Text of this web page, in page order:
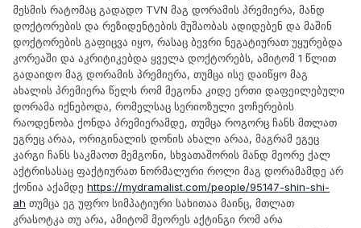
მესმის რატომაც გადადო TVN მაგ დორამის პრემიერა, მანდ
დოქტორების და რეზიდენტების მუშაობას ადიდებენ და მაშინ
დოქტორების გაფიცვა იყო, რასაც ბევრი ნეგატიურათ უყურებდა
კორეაში და აკრიტიკებდა ყველა დოქტორებს, ამიტომ 1 წლით
გადაიდო მაგ დორამის პრემიერა, თუმცა ისე დაიწყო მაგ
ახალის პრემიერა წელს რომ მეგონა კიდე ერთი დაფეილებული
დორამა იქნებოდა, რომელსაც სერიოზული ვოჩერების
რაოდენობა ქონდა პრემიერამდე, თუმცა როგორც ჩანს მთლათ
ეგრეც არაა, ორიგინალის დონის ახალი არაა, მაგრამ ეგეც
კარგი ჩანს საკმაოთ მემგონი, სხვათაშორის მანდ მეორე ქალ
აქტრისასაც ფაქტიურათ ნორმალური როლი მაგ დორამამდე არ
ქონია აქამდე https://mydramalist.com/people/95147-shin-shi-
ah თუმცა ეგ უფრო სიმპატიური სახითაა მაინც, მთლათ
კრასოტკა თუ არა, ამიტომ მეორეს აქტინგი რომ არა